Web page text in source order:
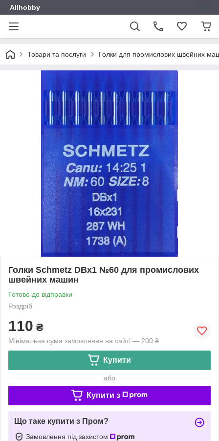
Allhobby
Товари та послуги Голки для промислових швейних
Голки Schmetz DBx1 №60 для промислових
швейних машин
Готово до відправки
Роздріб
110 ₴
Мінімальна сума замовлення на сайті — 200 ₴
Купити
або
Купити з
Що таке купити з Пром?
Замовлення під захистом